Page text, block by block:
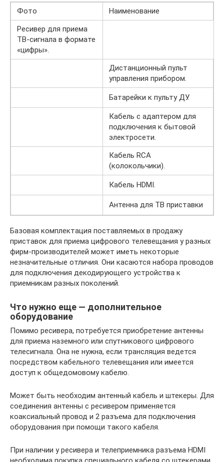
Фото
Наименование
Ресивер для приема
ТВ-сигнала в формате
«цифры».
Дистанционный пульт
управления прибором.
Батарейки к пульту ДУ.
Кабель с адаптером для
подключения к бытовой
электросети.
Кабель RCA
(колокольчики).
Кабель HDMI.
Антенна для ТВ приставки
Базовая комплектация поставляемых в продажу
приставок для приема цифрового телевещания у разных
фирм-производителей может иметь некоторые
незначительные отличия. Они касаются набора проводов
для подключения декодирующего устройства к
приемникам разных поколений.
Что нужно еще — дополнительное
оборудование
Помимо ресивера, потребуется приобретение антенны
для приема наземного или спутникового цифрового
телесигнала. Она не нужна, если трансляция ведется
посредством кабельного телевещания или имеется
доступ к общедомовому кабелю.
Может быть необходим антенный кабель и штекеры. Для
соединения антенны с ресивером применяется
коаксиальный провод и 2 разъема для подключения
оборудования при помощи такого кабеля.
При наличии у ресивера и телеприемника разъема HDMI